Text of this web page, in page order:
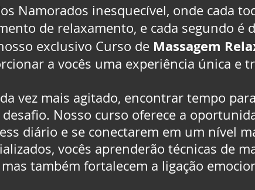
Namorados inesquecível, onde cada
de relaxamento, e cada segundo é
exclusivo Curso de Massagem
a vocês uma experiência única e
vez mais agitado, encontrar tempo
Nosso curso oferece a
diário e se conectarem em um nível
vocês aprenderão técnicas de
também fortalecem a ligação